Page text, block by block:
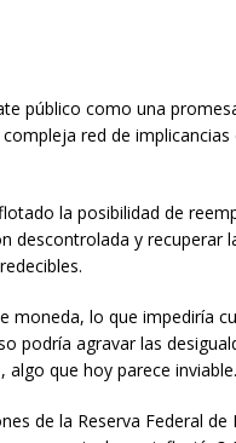
público como una
red de
la posibilidad de
y recuperar
lo que impediría
podría agravar las
que hoy parece inviable.
de la Reserva Federal